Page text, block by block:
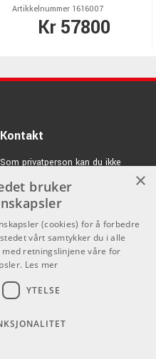
Artikkelnummer 1616007
Kr 57800
Kontakt
Som privatperson kan du ikke
kjøpe på denne nettsiden, alt salg
skjer gjennom våre forhandlere.
info@emnordic.no
×
bruker
(cookies) for å forbedre
vårt samtykker du i alle
retningslinjene våre for
Les mer
YTELSE